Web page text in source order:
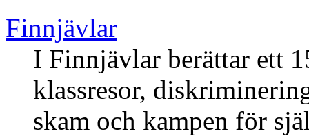
Finnjävlar
I Finnjävlar berättar ett
klassresor,
skam och kampen för